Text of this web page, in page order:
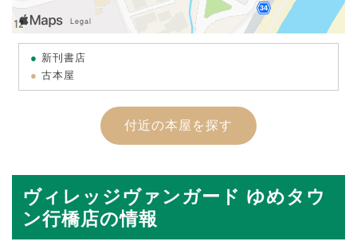
新刊書店
古本屋
付近の本屋を探す
ヴィレッジヴァンガード ゆめタウ
ン行橋店の情報